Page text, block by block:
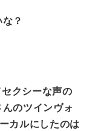
？
クシーな声の
のツインヴォ
カルにしたのは